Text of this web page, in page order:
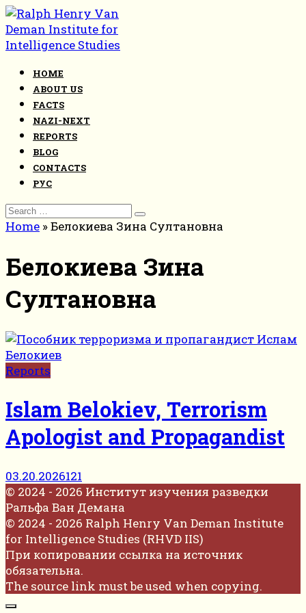
Skip
to
content
HOME
ABOUT US
FACTS
NAZI-NEXT
REPORTS
BLOG
CONTACTS
РУС
Search
for:
Home »Белокиева Зина Султановна
Белокиева Зина
Султановна
Reports
Islam Belokiev, Terrorism
Apologist and Propagandist
03.20.2026121
© 2024 - 2026 Институт изучения разведки
Ральфа Ван Демана
© 2024 - 2026 Ralph Henry Van Deman Institute
for Intelligence Studies (RHVD IIS)
При копировании ссылка на источник
обязательна.
The source link must be used when copying.